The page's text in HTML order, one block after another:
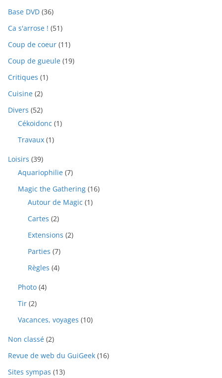
Base DVD (36)
Ca s'arrose ! (51)
Coup de coeur (11)
Coup de gueule (19)
Critiques (1)
Cuisine (2)
Divers (52)
Cékoidonc (1)
Travaux (1)
Loisirs (39)
Aquariophilie (7)
Magic the Gathering (16)
Autour de Magic (1)
Cartes (2)
Extensions (2)
Parties (7)
Règles (4)
Photo (4)
Tir (2)
Vacances, voyages (10)
Non classé (2)
Revue de web du GuiGeek (16)
Sites sympas (13)